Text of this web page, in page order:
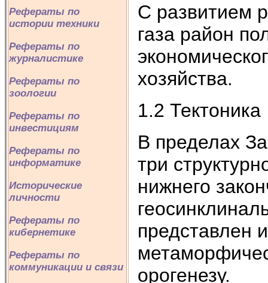
Рефераты по
истории техники
Рефераты по
журналистике
Рефераты по
зоологии
Рефераты по
инвестициям
Рефераты по
информатике
Исторические
личности
Рефераты по
кибернетике
Рефераты по
коммуникации и связи
С развитием
газа район
хозяйства.
1.2 Тектоника
В пределах
три
нижнего
представлен
орогенезу.